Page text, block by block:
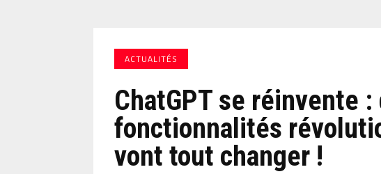
ACTUALITÉS
ChatGPT se réinvente
fonctionnalités
vont tout changer !